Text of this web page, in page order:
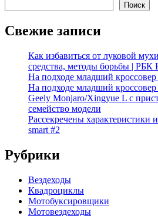
Поиск
Свежие записи
Как избавиться от луковой
средства, методы борьбы | РБК
На подходе младший
На подходе младший
Geely Monjaro/Xingyue L с
семейство модели
Рассекречены характеристики
smart #2
Рубрики
Вездеходы
Квадроциклы
Мотобуксировщики
Мотовездеходы